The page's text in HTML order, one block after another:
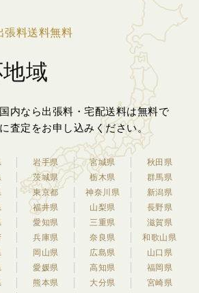
張料送料無料
域
内なら出張料・宅配送料は無料で
査定をお申し込みください。
岩手県 宮城県
秋田県
茨城県 栃木県
群馬県
東京都 神奈川県
新潟県
福井県 山梨県
長野県
愛知県 三重県
滋賀県
兵庫県 奈良県
和歌山県
岡山県 広島県
山口県
愛媛県 高知県
福岡県
熊本県 大分県
宮崎県